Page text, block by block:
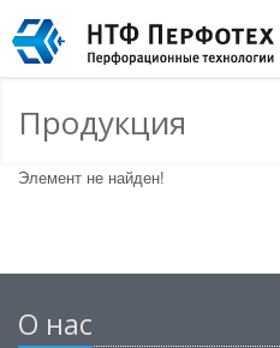
Продукция
Элемент не найден!
О нас